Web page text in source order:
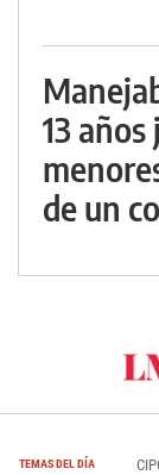
13
de un
TEMAS DEL DÍA